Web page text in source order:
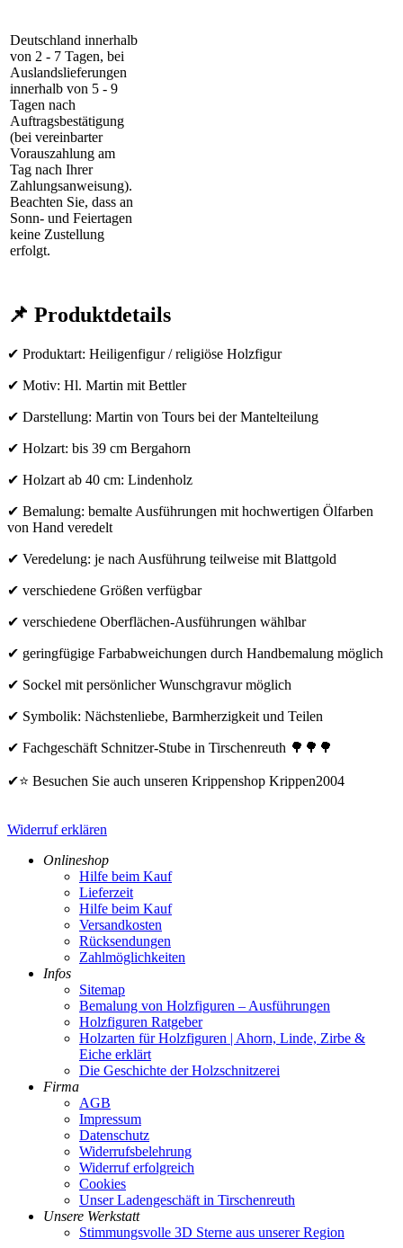
Deutschland innerhalb
von 2 - 7 Tagen, bei
Auslandslieferungen
innerhalb von 5 - 9
Tagen nach
Auftragsbestätigung
(bei vereinbarter
Vorauszahlung am
Tag nach Ihrer
Zahlungsanweisung).
Beachten Sie, dass an
Sonn- und Feiertagen
keine Zustellung
erfolgt.
📌 Produktdetails
✔ Produktart: Heiligenfigur / religiöse Holzfigur
✔ Motiv: Hl. Martin mit Bettler
✔ Darstellung: Martin von Tours bei der Mantelteilung
✔ Holzart: bis 39 cm Bergahorn
✔ Holzart ab 40 cm: Lindenholz
✔ Bemalung: bemalte Ausführungen mit hochwertigen Ölfarben
von Hand veredelt
✔ Veredelung: je nach Ausführung teilweise mit Blattgold
✔ verschiedene Größen verfügbar
✔ verschiedene Oberflächen-Ausführungen wählbar
✔ geringfügige Farbabweichungen durch Handbemalung möglich
✔ Sockel mit persönlicher Wunschgravur möglich
✔ Symbolik: Nächstenliebe, Barmherzigkeit und Teilen
✔ Fachgeschäft Schnitzer-Stube in Tirschenreuth 🌳🌳🌳
✔⭐ Besuchen Sie auch unseren Krippenshop Krippen2004
Widerruf erklären
Onlineshop
Hilfe beim Kauf
Lieferzeit
Hilfe beim Kauf
Versandkosten
Rücksendungen
Zahlmöglichkeiten
Infos
Sitemap
Bemalung von Holzfiguren – Ausführungen
Holzfiguren Ratgeber
Holzarten für Holzfiguren | Ahorn, Linde, Zirbe &
Eiche erklärt
Die Geschichte der Holzschnitzerei
Firma
AGB
Impressum
Datenschutz
Widerrufsbelehrung
Widerruf erfolgreich
Cookies
Unser Ladengeschäft in Tirschenreuth
Unsere Werkstatt
Stimmungsvolle 3D Sterne aus unserer Region